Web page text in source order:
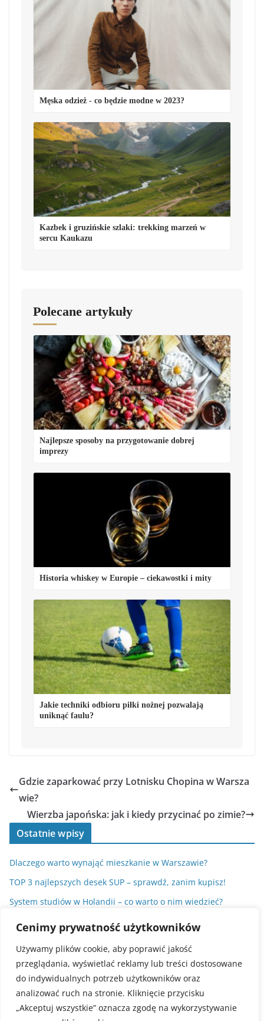
Cenimy prywatność użytkowników
Używamy plików cookie, aby poprawić jakość
przeglądania, wyświetlać reklamy lub treści dostosowane
do indywidualnych potrzeb użytkowników oraz
analizować ruch na stronie. Kliknięcie przycisku
„Akceptuj wszystkie” oznacza zgodę na wykorzystywanie
Męska odzież - co będzie modne w 2023?
Kazbek i gruzińskie szlaki: trekking marzeń w
sercu Kaukazu
Polecane artykuły
Najlepsze sposoby na przygotowanie dobrej
imprezy
Historia whiskey w Europie – ciekawostki i mity
Jakie techniki odbioru piłki nożnej pozwalają
uniknąć faulu?
Gdzie zaparkować przy Lotnisku Chopina w Warsza
wie?
Wierzba japońska: jak i kiedy przycinać po zimie?
Ostatnie wpisy
Dlaczego warto wynająć mieszkanie w Warszawie?
TOP 3 najlepszych desek SUP – sprawdź, zanim kupisz!
System studiów w Holandii – co warto o nim wiedzieć?
Sos do sajgonek. Przepisy na dipy, które odmienią Twoje
przekąski
Dlaczego statystyki nie zawsze pokrywają się z rzeczywistym
wynikiem?